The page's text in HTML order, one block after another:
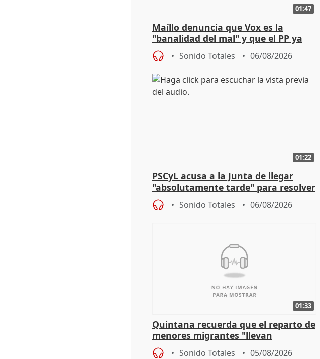
01:47
Maíllo denuncia que Vox es la
"banalidad del mal" y que el PP ya
asume todas sus tesis
Sonido Totales 06/08/2026
01:22
PSCyL acusa a la Junta de llegar
"absolutamente tarde" para resolver
problemas como Newcastle
Sonido Totales 06/08/2026
01:33
Quintana recuerda que el reparto de
menores migrantes "llevan
aportación del Gobierno" central
Sonido Totales 05/08/2026